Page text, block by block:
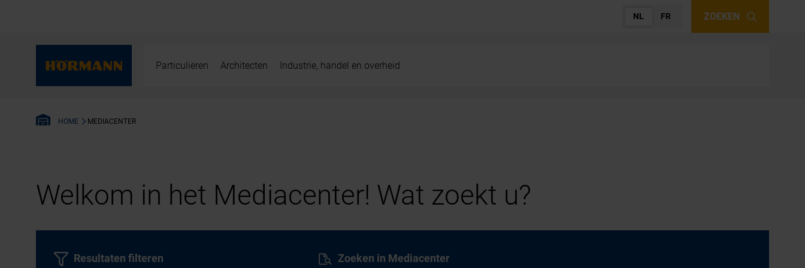
NL FR ZOEKEN
Particulieren Architecten Industrie, handel en overheid
HOME MEDIACENTER
Welkom in het Mediacenter! Wat zoekt u?
Zoeken in Mediacenter
Resultaten filteren